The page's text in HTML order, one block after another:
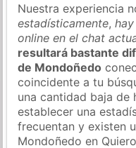
Nuestra experiencia
estadísticamente,
online en el chat
resultará bastante
de Mondoñedo
coincidente a tu
una cantidad baja de
establecer una
frecuentan y existen
Mondoñedo en